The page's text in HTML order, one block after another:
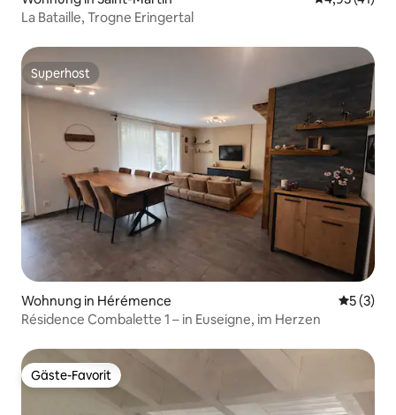
La Bataille, Trogne Eringertal
Superhost
Superhost
Wohnung in Hérémence
5 (3)
Résidence Combalette 1 – in Euseigne, im Herzen
Gäste-Favorit
Gäste-Favorit